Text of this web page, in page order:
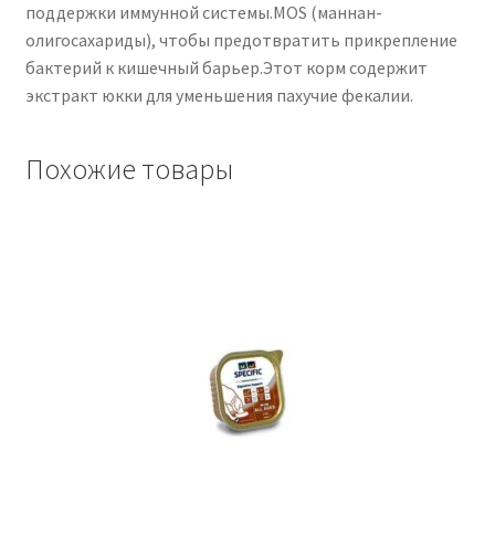
поддержки иммунной системы.MOS (маннан-
олигосахариды), чтобы предотвратить прикрепление
бактерий к кишечный барьер.Этот корм содержит
экстракт юкки для уменьшения пахучие фекалии.
Похожие товары